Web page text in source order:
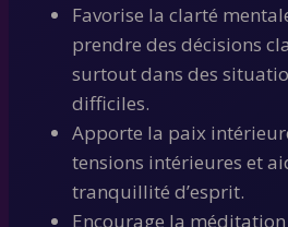
Favorise la clarté
prendre des décisions
surtout dans des
difficiles.
Apporte la paix
tensions intérieures et
tranquillité d’esprit.
Encourage la